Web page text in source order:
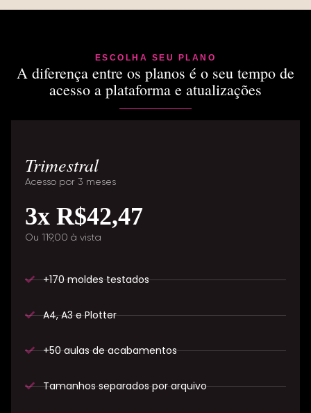
ESCOLHA SEU PLANO
A diferença entre os planos é o seu tempo de
acesso a plataforma e atualizações
Trimestral
Acesso por 3 meses
3x R$42,47
Ou 119,00 à vista
+170 moldes testados
A4, A3 e Plotter
+50 aulas de acabamentos
Tamanhos separados por arquivo